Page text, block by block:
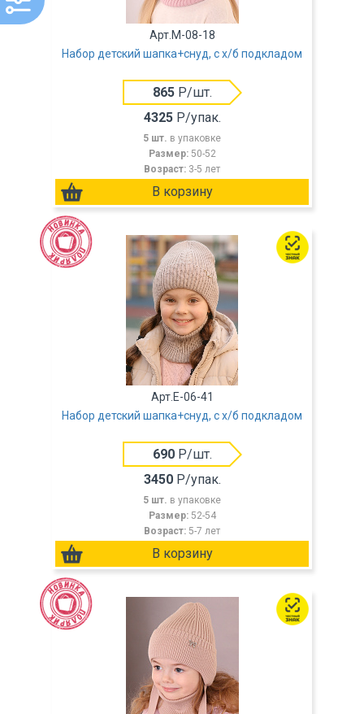
Арт.M-08-18
Набор детский шапка+снуд, с х/б подкладом
865Р/шт.
4325Р/упак.
5 шт. в упаковке
Размер: 50-52
Возраст: 3-5 лет
Арт.E-06-41
Набор детский шапка+снуд, с х/б подкладом
690Р/шт.
3450Р/упак.
5 шт. в упаковке
Размер: 52-54
Возраст: 5-7 лет